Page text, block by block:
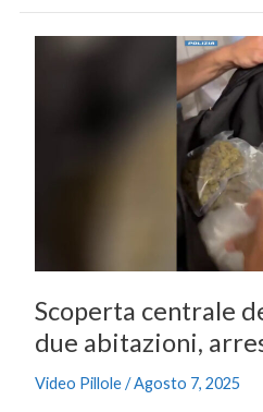
Scoperta centrale
due abitazioni,
Video Pillole/Agosto 7, 2025
Scoperta